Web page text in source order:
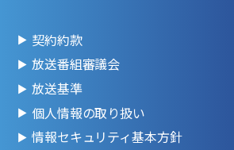
契約約款
放送番組審議会
放送基準
個人情報の取り扱い
情報セキュリティ基本方針